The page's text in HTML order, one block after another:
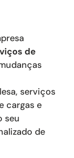
de
, serviços
cargas e
seu
de